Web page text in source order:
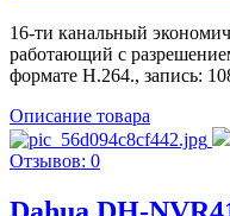
16-ти канальный
работающий с
формате H.264., запись:
Описание товара
Отзывов: 0